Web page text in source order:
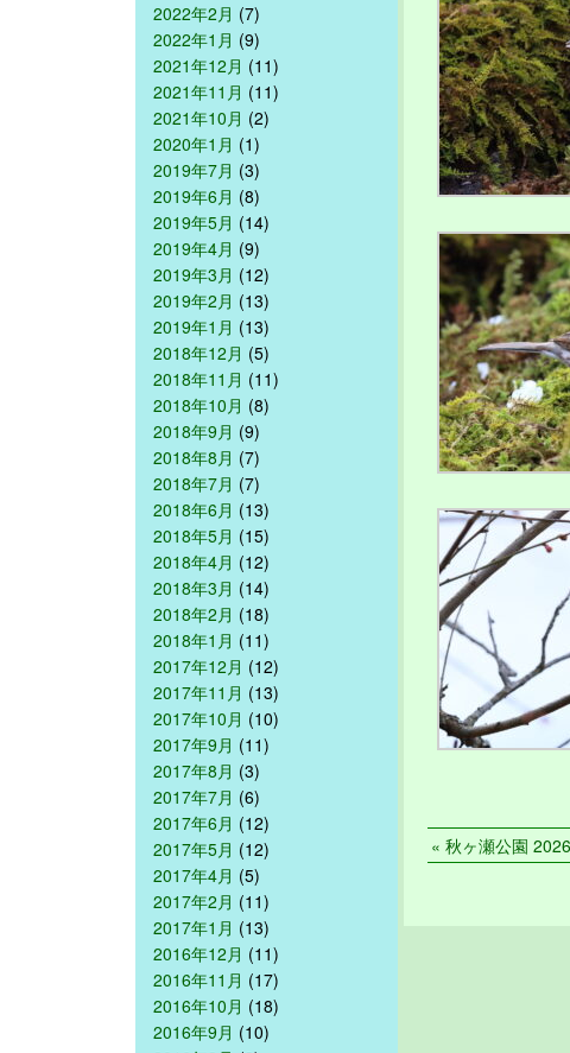
2022年2月 (7)
2022年1月 (9)
2021年12月 (11)
2021年11月 (11)
2021年10月 (2)
2020年1月 (1)
2019年7月 (3)
2019年6月 (8)
2019年5月 (14)
2019年4月 (9)
2019年3月 (12)
2019年2月 (13)
2019年1月 (13)
2018年12月 (5)
2018年11月 (11)
2018年10月 (8)
2018年9月 (9)
2018年8月 (7)
2018年7月 (7)
2018年6月 (13)
2018年5月 (15)
2018年4月 (12)
2018年3月 (14)
2018年2月 (18)
2018年1月 (11)
2017年12月 (12)
2017年11月 (13)
2017年10月 (10)
2017年9月 (11)
2017年8月 (3)
2017年7月 (6)
2017年6月 (12)
2017年5月 (12)
2017年4月 (5)
2017年2月 (11)
2017年1月 (13)
2016年12月 (11)
2016年11月 (17)
2016年10月 (18)
2016年9月 (10)
« 秋ヶ瀬公園